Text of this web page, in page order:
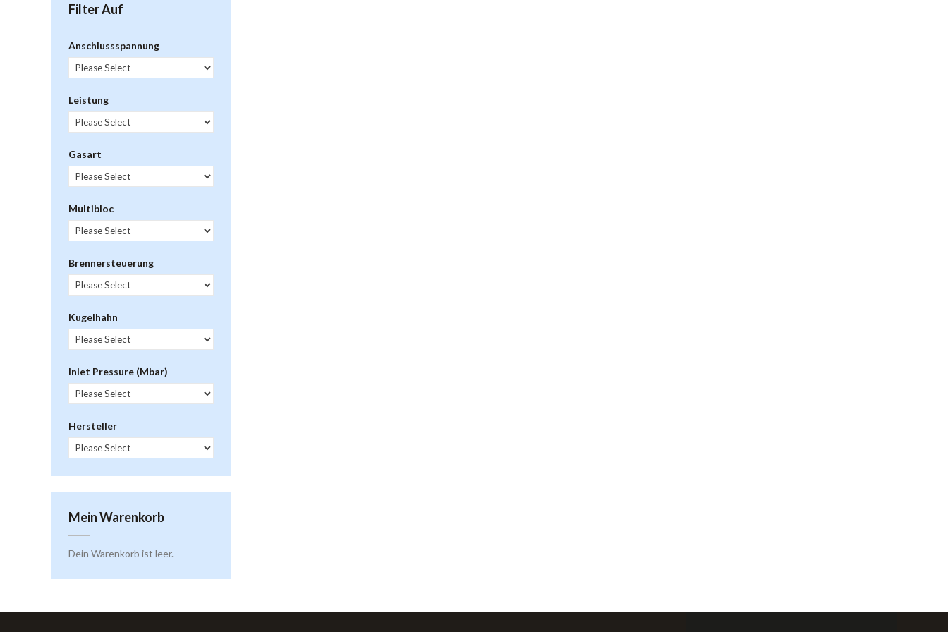
Filter Auf
Anschlussspannung
Leistung
Gasart
Multibloc
Brennersteuerung
Kugelhahn
Inlet Pressure (mbar)
Hersteller
Mein Warenkorb
Dein Warenkorb ist leer.